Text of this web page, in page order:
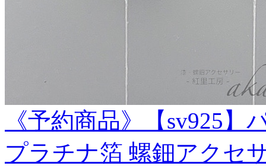
《予約商品》【sv925
プラチナ箔 螺鈿アクセ